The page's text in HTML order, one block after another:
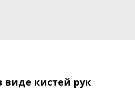
виде кистей рук